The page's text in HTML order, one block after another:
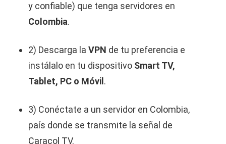
y confiable) que tenga servidores en
Colombia.
2) Descarga la VPN de tu preferencia e
instálalo en tu dispositivo Smart TV,
Tablet, PC o Móvil .
3) Conéctate a un servidor en Colombia,
país donde se transmite la señal de
Caracol TV.